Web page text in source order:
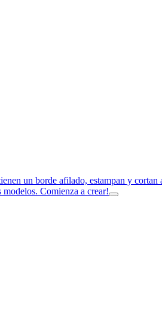
un borde afilado, estampan y
Comienza a crear!